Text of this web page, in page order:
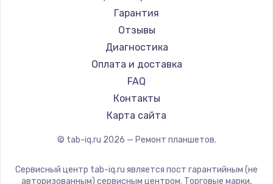
Замена камеры ноутбука
950 руб.
Заказать
Замена петель
1050 руб.
Заказать
800 руб.
Amazon
Aquarius
Philips
Dell
HP
Getac
ZTE
CHUWI
Гарантия
Отзывы
Диагностика
Оплата и доставка
FAQ
Контакты
Карта сайта
© tab-iq.ru 2026 — Ремонт планшетов.
Сервисный центр tab-iq.ru является пост гарантийным (не
авторизованным) сервисным центром. Торговые марки,